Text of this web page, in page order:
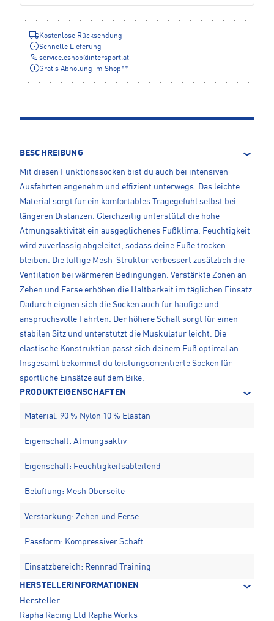
Kostenlose Rücksendung
Schnelle Lieferung
service.eshop@intersport.at
Gratis Abholung im Shop**
BESCHREIBUNG
Mit diesen Funktionssocken bist du auch bei intensiven
Ausfahrten angenehm und effizient unterwegs. Das leichte
Material sorgt für ein komfortables Tragegefühl selbst bei
längeren Distanzen. Gleichzeitig unterstützt die hohe
Atmungsaktivität ein ausgeglichenes Fußklima. Feuchtigkeit
wird zuverlässig abgeleitet, sodass deine Füße trocken
bleiben. Die luftige Mesh-Struktur verbessert zusätzlich die
Ventilation bei wärmeren Bedingungen. Verstärkte Zonen an
Zehen und Ferse erhöhen die Haltbarkeit im täglichen Einsatz.
Dadurch eignen sich die Socken auch für häufige und
anspruchsvolle Fahrten. Der höhere Schaft sorgt für einen
stabilen Sitz und unterstützt die Muskulatur leicht. Die
elastische Konstruktion passt sich deinem Fuß optimal an.
Insgesamt bekommst du leistungsorientierte Socken für
sportliche Einsätze auf dem Bike.
PRODUKTEIGENSCHAFTEN
Material: 90 % Nylon 10 % Elastan
Eigenschaft: Atmungsaktiv
Eigenschaft: Feuchtigkeitsableitend
Belüftung: Mesh Oberseite
Verstärkung: Zehen und Ferse
Passform: Kompressiver Schaft
Einsatzbereich: Rennrad Training
HERSTELLERINFORMATIONEN
Hersteller
Rapha Racing Ltd Rapha Works